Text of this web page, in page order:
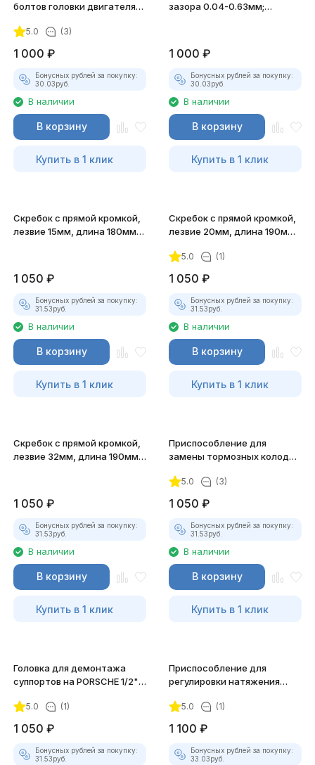
болтов головки двигателя
5.0 (3)
1 000 ₽
Бонусных рублей за покупку:
30.03руб.
В наличии
В корзину
Купить в 1 клик
зазора 0.04-0.63мм;
1 000 ₽
Бонусных рублей за покупку:
30.03руб.
В наличии
В корзину
Купить в 1 клик
Скребок с прямой кромкой,
лезвие 15мм, длина 180мм
1 050 ₽
Бонусных рублей за покупку:
31.53руб.
В наличии
В корзину
Купить в 1 клик
Скребок с прямой кромкой,
лезвие 20мм, длина 190мм
5.0 (1)
1 050 ₽
Бонусных рублей за покупку:
31.53руб.
В наличии
В корзину
Купить в 1 клик
Скребок с прямой кромкой,
лезвие 32мм, длина 190мм
1 050 ₽
Бонусных рублей за покупку:
31.53руб.
В наличии
В корзину
Купить в 1 клик
Приспособление для
замены тормозных колодок
5.0 (3)
1 050 ₽
Бонусных рублей за покупку:
31.53руб.
В наличии
В корзину
Купить в 1 клик
Головка для демонтажа
суппортов на PORSCHE 1/2"
мм. JTC-4598
5.0 (1)
1 050 ₽
Бонусных рублей за покупку:
31.53руб.
Приспособление для
регулировки натяжения
12115.0 (1)
1 100 ₽
Бонусных рублей за покупку:
33.03руб.